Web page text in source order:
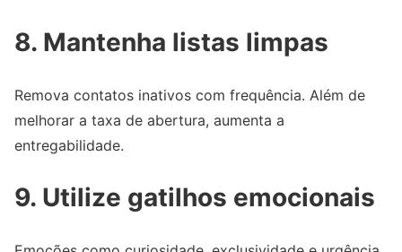
8. Mantenha listas limpas
Remova contatos inativos com frequência. Além de
melhorar a taxa de abertura, aumenta a
entregabilidade.
9. Utilize gatilhos emocionais